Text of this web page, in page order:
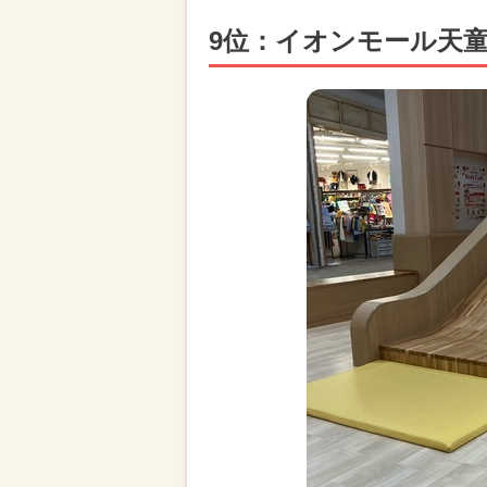
9位：イオンモール天